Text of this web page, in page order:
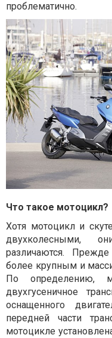
проблематично.
Что такое мотоцикл?
Хотя мотоцикл и
двухколесными,
различаются.
более крупным и
По определению,
двухгусеничное
оснащенного
передней части
мотоцикле